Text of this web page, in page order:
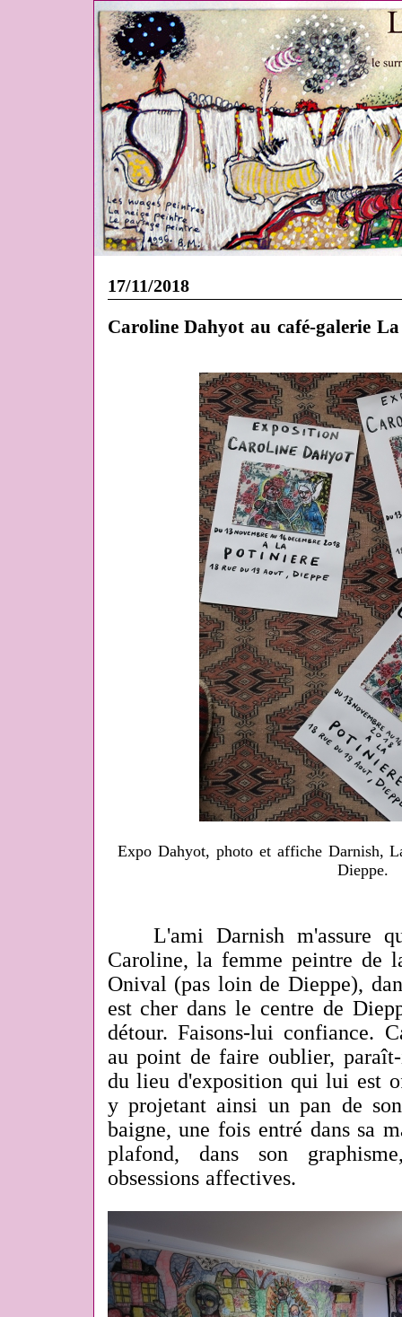
17/11/2018
Caroline Dahyot au café-galerie
Expo Dahyot, photo et affiche Darnish,
Dieppe.
L'ami Darnish m'assure
Caroline, la femme peintre de
Onival (pas loin de Dieppe),
est cher dans le centre de
détour. Faisons-lui confiance.
au point de faire oublier,
du lieu d'exposition qui lui est
y projetant ainsi un pan de
baigne, une fois entré dans sa
plafond, dans son
obsessions affectives.